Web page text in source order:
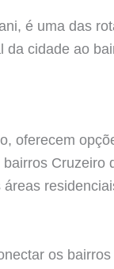
é uma das
cidade ao
oferecem
Cruzeiro
os